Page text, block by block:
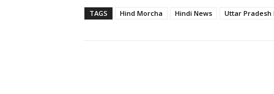
TAGS Hind Morcha Hindi News Uttar Pradesh